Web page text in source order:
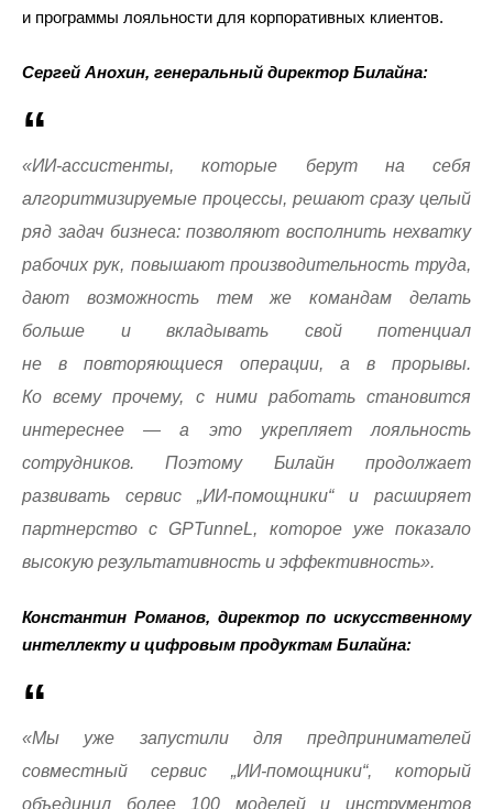
и программы лояльности для корпоративных клиентов.
Сергей Анохин, генеральный директор Билайна:
«ИИ-ассистенты, которые берут на себя
алгоритмизируемые процессы, решают сразу целый
ряд задач бизнеса: позволяют восполнить нехватку
рабочих рук, повышают производительность труда,
дают возможность тем же командам делать
больше и вкладывать свой потенциал
не в повторяющиеся операции, а в прорывы.
Ко всему прочему, с ними работать становится
интереснее — а это укрепляет лояльность
сотрудников. Поэтому Билайн продолжает
развивать сервис „ИИ-помощники“ и расширяет
партнерство с GPTunneL, которое уже показало
высокую результативность и эффективность».
Константин Романов, директор по искусственному
интеллекту и цифровым продуктам Билайна:
«Мы уже запустили для предпринимателей
совместный сервис „ИИ-помощники“, который
объединил более 100 моделей и инструментов